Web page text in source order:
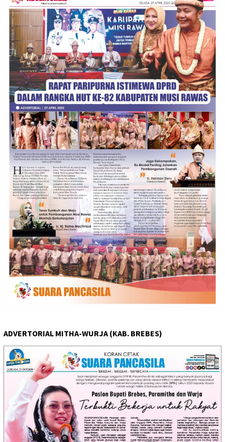
ADVERTORIAL MITHA-WURJA (KAB. BREBES)